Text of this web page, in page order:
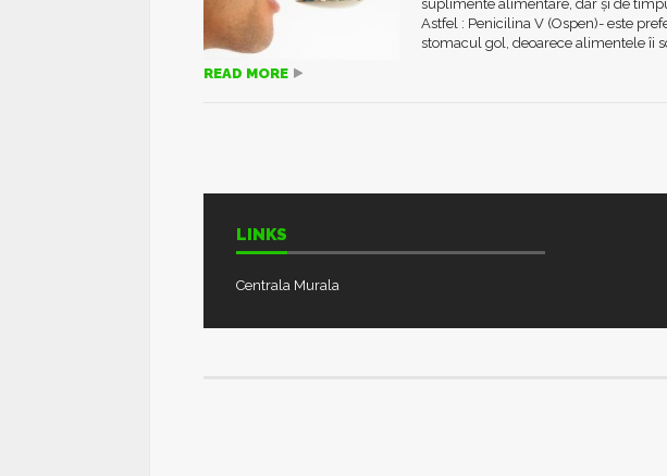
suplimente alimentare, dar și de
Astfel : Penicilina V (Ospen)- este
stomacul gol, deoarece alimentele îi
READ MORE
LINKS
Centrala Murala